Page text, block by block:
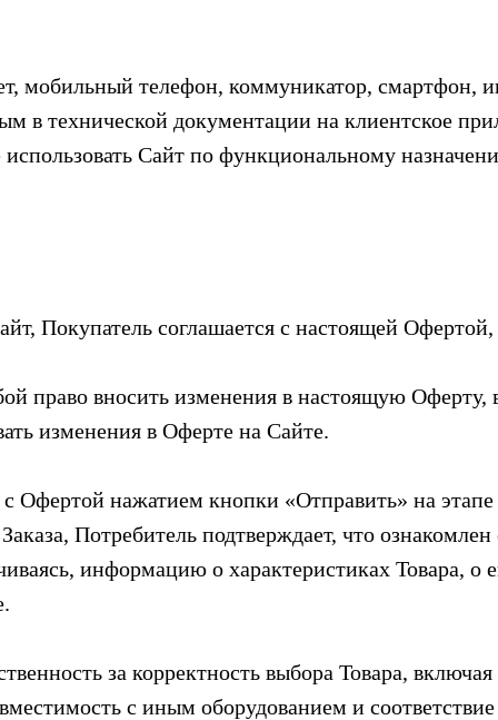
мобильный телефон, коммуникатор, смартфон,
в технической документации на клиентское
Сайт по функциональному
Покупатель соглашается с настоящей
право вносить изменения в настоящую Оферту,
изменения в Оферте на Сайте.
с Офертой нажатием кнопки «Отправить» на
Потребитель подтверждает, что
информацию о характеристиках Товара, о
за корректность выбора Товара,
с иным оборудованием и